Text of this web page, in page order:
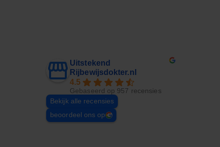
Uitstekend
Rijbewijsdokter.nl
4.5
Gebaseerd op 957 recensies
Bekijk alle recensies
beoordeel ons op